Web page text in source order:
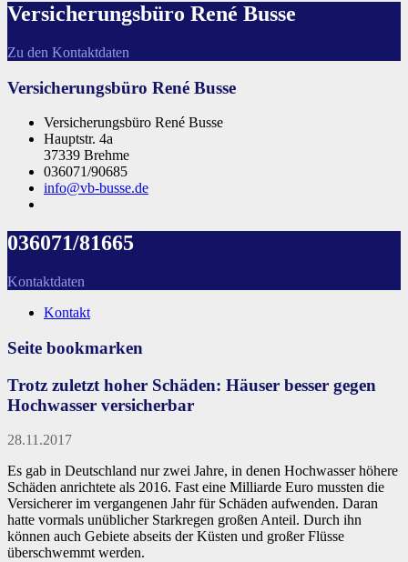
Versicherungsbüro René Busse
Zu den Kontaktdaten
Versicherungsbüro René Busse
Versicherungsbüro René Busse
Hauptstr. 4a
37339 Brehme
036071/90685
info@vb-busse.de
036071/81665
Kontaktdaten
Kontakt
Seite bookmarken
Trotz zuletzt hoher Schäden: Häuser besser gegen
Hochwasser versicherbar
28.11.2017
Es gab in Deutschland nur zwei Jahre, in denen Hochwasser höhere
Schäden anrichtete als 2016. Fast eine Milliarde Euro mussten die
Versicherer im vergangenen Jahr für Schäden aufwenden. Daran
hatte vormals unüblicher Starkregen großen Anteil. Durch ihn
können auch Gebiete abseits der Küsten und großer Flüsse
überschwemmt werden.